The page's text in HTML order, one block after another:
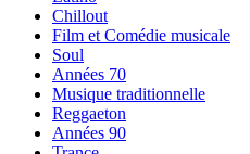
Chillout
Film et Comédie musicale
Soul
Années 70
Musique traditionnelle
Reggaeton
Années 90